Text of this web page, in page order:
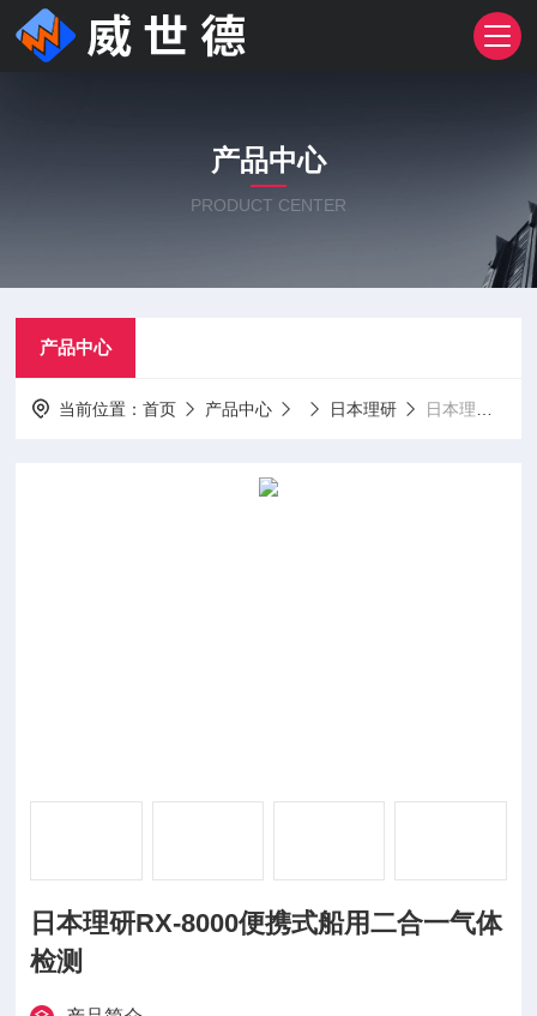
产品中心
PRODUCT CENTER
产品中心
当前位置：首页 产品中心 日本理研 日本理研RX-8000便携式船用二合一气体检测
日本理研RX-8000便携式船用二合一气体
检测